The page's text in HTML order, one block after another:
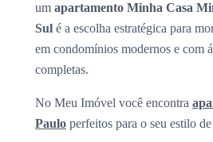
um apartamento Minha Casa
Sul é a escolha estratégica para
em condomínios modernos e com
completas.
No Meu Imóvel você encontra
Paulo perfeitos para o seu estilo